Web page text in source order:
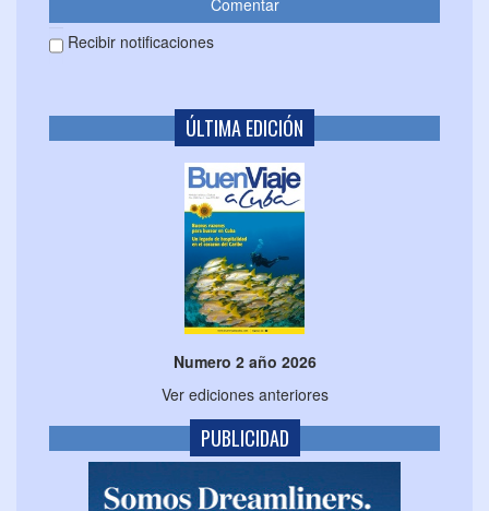
Recibir notificaciones
ÚLTIMA EDICIÓN
Numero 2 año 2026
Ver ediciones anteriores
PUBLICIDAD